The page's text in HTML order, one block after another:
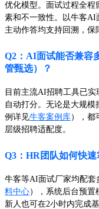
优化模型。面试过程全程
素和不一致性。以牛客AI
主动作答均支持回溯，保
Q2：AI面试能否兼容
管甄选）？
目前主流AI招聘工具已
自动打分。无论是大规
例详见牛客案例库），都
层级招聘适配度。
Q3：HR团队如何快
牛客等AI面试厂家均配套
料中心），系统后台预置
新人也可在2小时内完成